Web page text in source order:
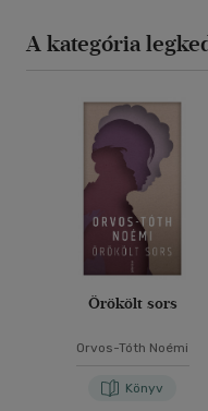
A kategória
Örökölt sors
Orvos-Tóth Noémi
Könyv